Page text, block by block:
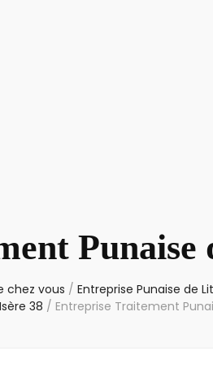
Punaise
chez vous / Entreprise Punaise de
38 / Entreprise Traitement